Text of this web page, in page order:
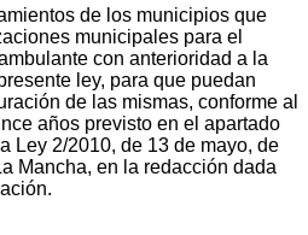
de los municipios que
municipales para el
con anterioridad a la
ley, para que puedan
de las mismas, conforme al
años previsto en el apartado
Ley 2/2010, de 13 de mayo, de
Mancha, en la redacción dada